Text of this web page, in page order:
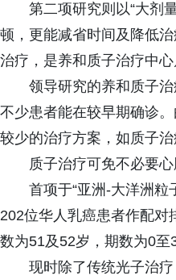
第二项研究则以“大剂
顿，更能减省时间及降低
治疗，是养和质子治疗中
领导研究的养和质子
不少患者能在较早期确诊
较少的治疗方案，如质子
质子治疗可免不必要
首项于“亚洲-大洋洲
202位华人乳癌患者作配
数为51及52岁，期数为0
现时除了传统光子治